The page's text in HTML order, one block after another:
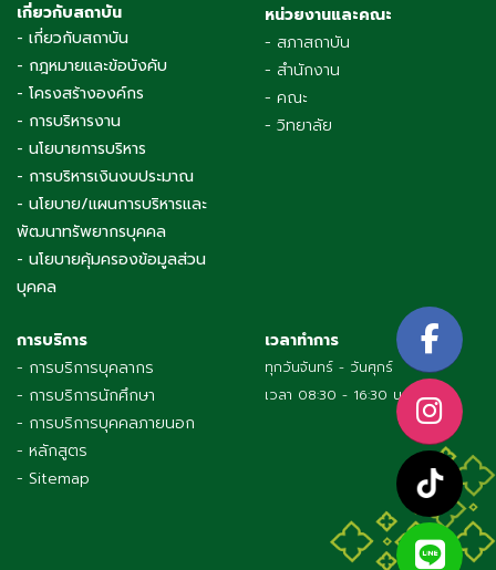
เกี่ยวกับสถาบัน
- เกี่ยวกับสถาบัน
- กฎหมายและข้อบังคับ
- โครงสร้างองค์กร
- การบริหารงาน
- นโยบายการบริหาร
- การบริหารเงินงบประมาณ
- นโยบาย/แผนการบริหารและ
พัฒนาทรัพยากรบุคคล
- นโยบายคุ้มครองข้อมูลส่วน
บุคคล
หน่วยงานและคณะ
- สภาสถาบัน
- สำนักงาน
- คณะ
- วิทยาลัย
การบริการ
- การบริการบุคลากร
- การบริการนักศึกษา
- การบริการบุคคลภายนอก
- หลักสูตร
- Sitemap
เวลาทำการ
ทุกวันจันทร์ - วันศุกร์
เวลา 08:30 - 16:30 น.